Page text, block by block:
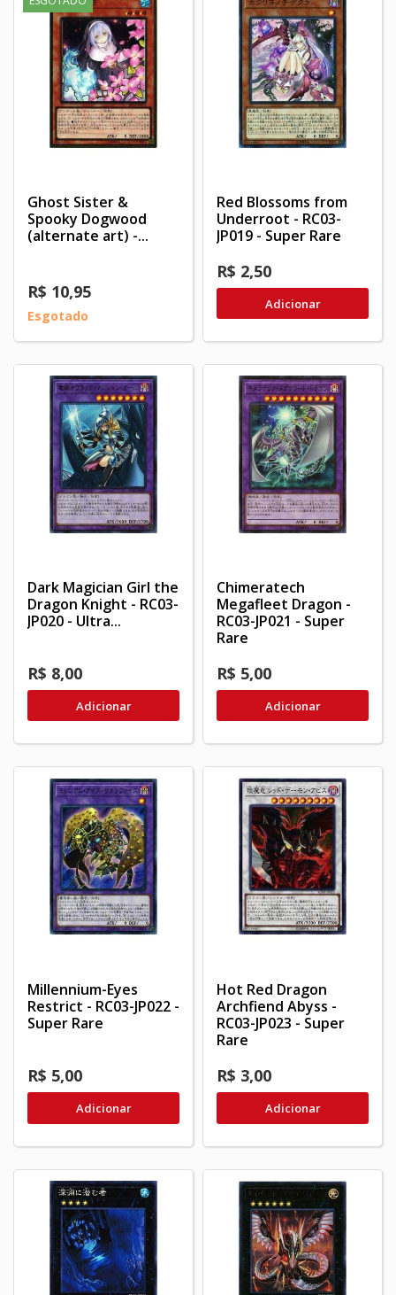
Ghost Sister &
Spooky Dogwood
(alternate art) -...
R$ 10,95
Esgotado
Red Blossoms from
Underroot - RC03-
JP019 - Super Rare
R$ 2,50
Adicionar
Dark Magician Girl the
Dragon Knight - RC03-
JP020 - Ultra...
R$ 8,00
Adicionar
Chimeratech
Megafleet Dragon -
RC03-JP021 - Super
Rare
R$ 5,00
Adicionar
Millennium-Eyes
Restrict - RC03-JP022 -
Super Rare
R$ 5,00
Adicionar
Hot Red Dragon
Archfiend Abyss -
RC03-JP023 - Super
Rare
R$ 3,00
Adicionar